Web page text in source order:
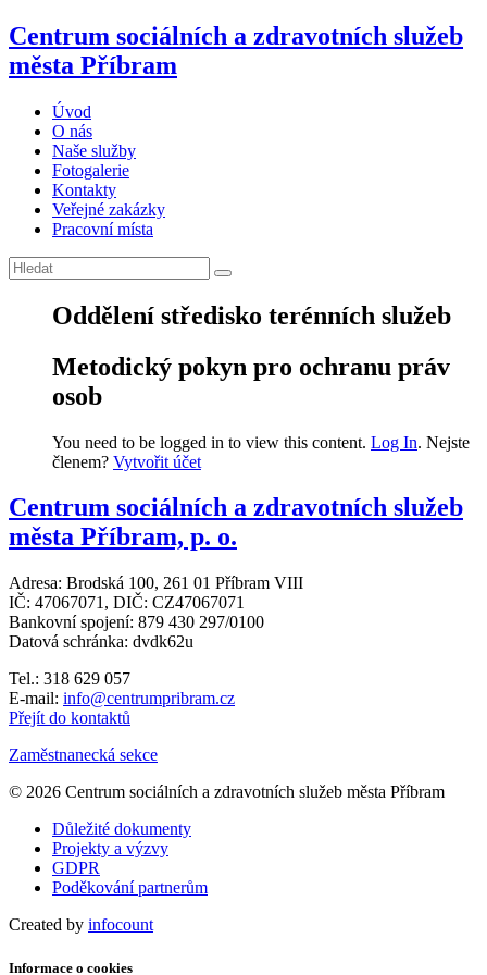
Centrum sociálních a zdravotních služeb
města Příbram
Úvod
O nás
Naše služby
Fotogalerie
Kontakty
Veřejné zakázky
Pracovní místa
Oddělení středisko terénních služeb
Metodický pokyn pro ochranu práv
osob
You need to be logged in to view this content. Log In. Nejste
členem? Vytvořit účet
Centrum sociálních a zdravotních služeb
města Příbram, p. o.
Adresa: Brodská 100, 261 01 Příbram VIII
IČ: 47067071, DIČ: CZ47067071
Bankovní spojení: 879 430 297/0100
Datová schránka: dvdk62u
Tel.: 318 629 057
E-mail: info@centrumpribram.cz
Přejít do kontaktů
Zaměstnanecká sekce
© 2026 Centrum sociálních a zdravotních služeb města Příbram
Důležité dokumenty
Projekty a výzvy
GDPR
Poděkování partnerům
Created by infocount
Informace o cookies